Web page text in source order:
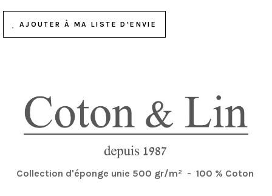
AJOUTER À MA LISTE D'ENVIE
Collection d'éponge unie 500 gr/m² - 100 % Coton